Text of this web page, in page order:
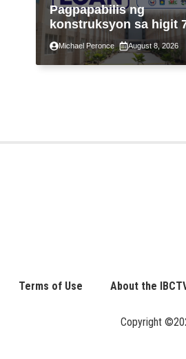
Pagpapabilis ng
konstruksyon sa higit
kabahayan sa ilalim ng
Expanded 4PH, posible
sa pagtutulungan ng
Michael Peronce August 8, 2026
Terms of Use About the
Copyright